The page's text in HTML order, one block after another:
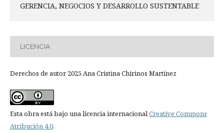
GERENCIA, NEGOCIOS Y DESARROLLO SUSTENTABLE
LICENCIA
Derechos de autor 2025 Ana Cristina Chirinos Martínez
Esta obra está bajo una licencia internacional Creative Commons
Atribución 4.0.